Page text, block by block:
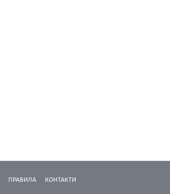
КОНТАКТИ
ПРАВИЛА